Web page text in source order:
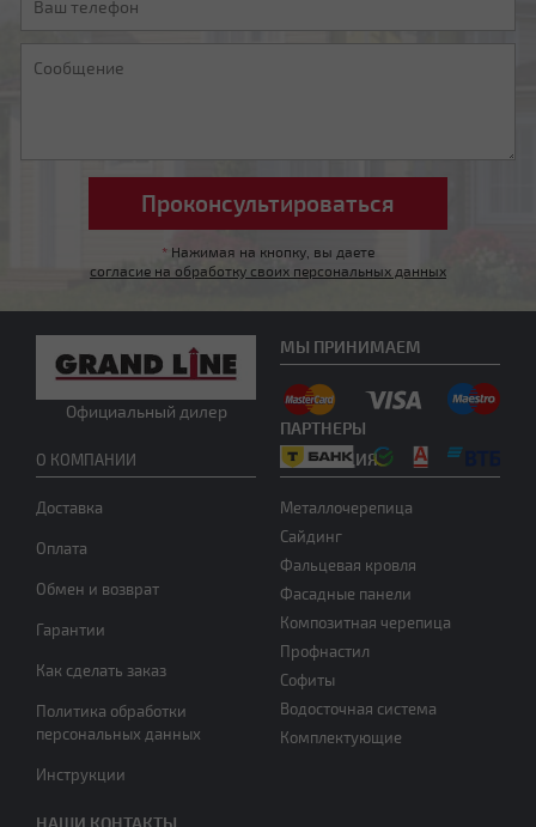
* Нажимая на кнопку, вы даете
согласие на обработку своих персональных данных
Официальный дилер
НАШИ КОНТАКТЫ
О КОМПАНИИ
Доставка
Оплата
Обмен и возврат
Гарантии
Как сделать заказ
Политика обработки
персональных данных
Инструкции
ПРОДУКЦИЯ
Металлочерепица
Сайдинг
Фальцевая кровля
Фасадные панели
Композитная черепица
Профнастил
Софиты
Водосточная система
Комплектующие
МЫ ПРИНИМАЕМ
ПАРТНЕРЫ
Нужна консультация